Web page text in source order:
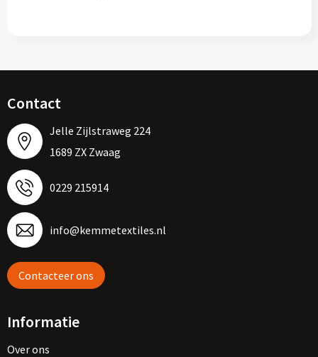
Contact
Jelle Zijlstraweg 224
1689 ZX Zwaag
0229 215914
info@kemmetextiles.nl
Contacteer ons
Informatie
Over ons